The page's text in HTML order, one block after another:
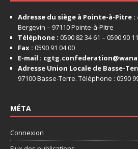
Adresse du siège à Pointe-à-Pitre :
Bergevin – 97110 Pointe-à-Pitre
Téléphone : 0590 82 34 61 – 0590 90
Fax : 0590 91 04 00
E-mail :
Adresse Union Locale de Basse-
97100 Basse-Terre. Téléphone : 0590
MÉTA
Connexion